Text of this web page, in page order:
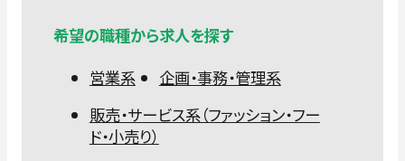
希望の職種から求人を探す
営業系
企画・事務・管理系
販売・サービス系（ファッション・フー
ド・小売り）